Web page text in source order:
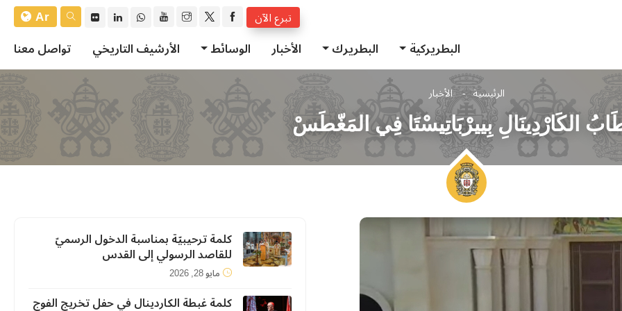
تبرع الآن
Ar
البطريركية
البطريرك الأخبار الوسائط الأرشيف التاريخي تواصل معنا
الرئيسية الأخبار
الكَارْدِينَالِ بِييرْبَاتِيسْتَا فِي المَغّطَسْ
كلمة ترحيبيّة بمناسبة الدخول الرسميّ
للقاصد الرسولي إلى القدس
مايو 28, 2026
كلمة غبطة الكاردينال في حفل تخريج الفوج